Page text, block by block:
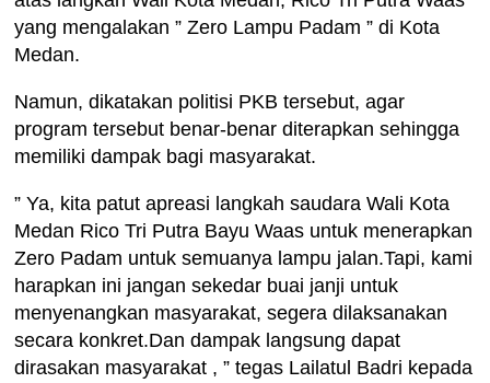
yang mengalakan ” Zero Lampu Padam ” di Kota
Medan.
Namun, dikatakan politisi PKB tersebut, agar
program tersebut benar-benar diterapkan sehingga
memiliki dampak bagi masyarakat.
” Ya, kita patut apreasi langkah saudara Wali Kota
Medan Rico Tri Putra Bayu Waas untuk menerapkan
Zero Padam untuk semuanya lampu jalan.Tapi, kami
harapkan ini jangan sekedar buai janji untuk
menyenangkan masyarakat, segera dilaksanakan
secara konkret.Dan dampak langsung dapat
dirasakan masyarakat , ” tegas Lailatul Badri kepada